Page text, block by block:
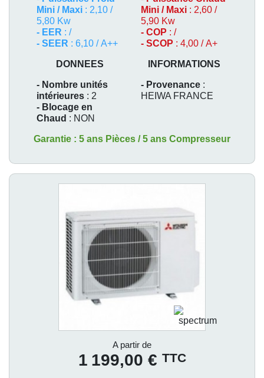
Mini / Maxi : 2,10 /
5,80 Kw
- EER : /
- SEER : 6,10 / A++
Mini / Maxi : 2,60 /
5,90 Kw
- COP : /
- SCOP : 4,00 / A+
DONNEES
- Nombre unités
intérieures : 2
- Blocage en
Chaud : NON
INFORMATIONS
- Provenance :
HEIWA FRANCE
Garantie : 5 ans Pièces / 5 ans Compresseur
A partir de
1 199,00 € TTC